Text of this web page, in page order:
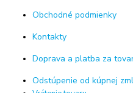
Obchodné podmienky
Kontakty
Doprava a platba za
Odstúpenie od kúpnej